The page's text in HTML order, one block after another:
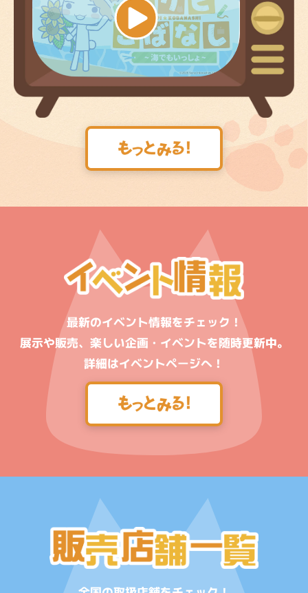
最新のイベント情報をチェック！
展示や販売、楽しい企画・イベントを随時更新中。
詳細はイベントページへ！